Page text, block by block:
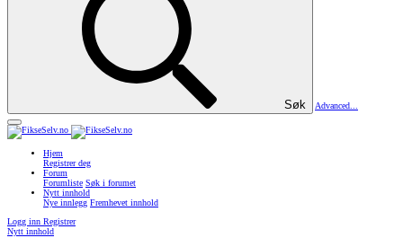
Søk Advanced...
Hjem
Registrer deg
Forum
Forumliste Søk i forumet
Nytt innhold
Nye innlegg Fremhevet innhold
Logg inn Registrer
Nytt innhold